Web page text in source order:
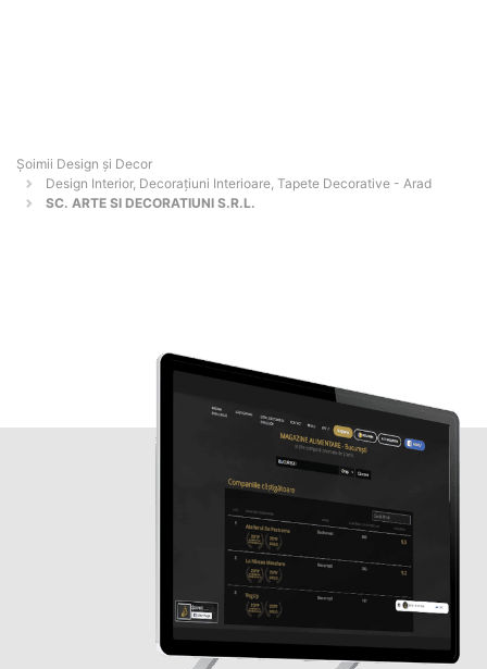
Șoimii Design și Decor
Design Interior, Decorațiuni Interioare, Tapete Decorative - Arad
SC. ARTE SI DECORATIUNI S.R.L.